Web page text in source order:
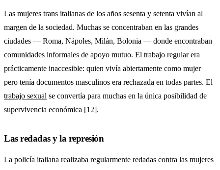
Las mujeres trans italianas de los años sesenta y setenta vivían al
margen de la sociedad. Muchas se concentraban en las grandes
ciudades — Roma, Nápoles, Milán, Bolonia — donde encontraban
comunidades informales de apoyo mutuo. El trabajo regular era
prácticamente inaccesible: quien vivía abiertamente como mujer
pero tenía documentos masculinos era rechazada en todas partes. El
trabajo sexual se convertía para muchas en la única posibilidad de
supervivencia económica [12].
Las redadas y la represión
La policía italiana realizaba regularmente redadas contra las mujeres